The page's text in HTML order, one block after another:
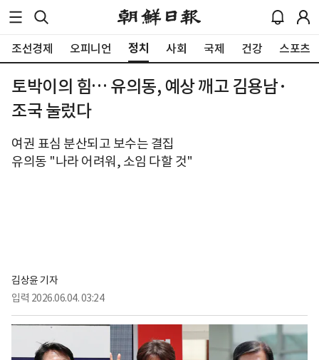
조선경제 오피니언 정치 사회 국제 건강 스포츠
토박이의 힘… 유의동, 예상 깨고 김용남·
조국 눌렀다
여권 표심 분산되고 보수는 결집
유의동 "나라 어려워, 소임 다할 것"
김상윤 기자
입력 2026.06.04. 03:24